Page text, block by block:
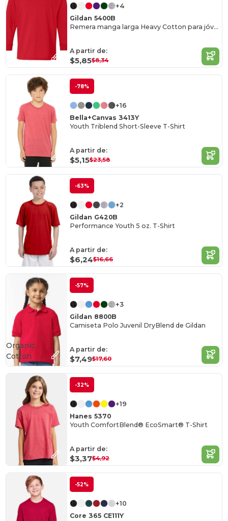
+4
Gildan 5400B
Remera manga larga Heavy Cotton para jóvenes
A partir de:
$5,85$8,34
-78%
+16
Bella+Canvas 3413Y
Youth Triblend Short-Sleeve T-Shirt
A partir de:
$5,15$23,58
-63%
+2
Gildan G420B
Performance Youth 5 oz. T-Shirt
A partir de:
$6,24$16,66
-57%
+3
Gildan 8800B
Camiseta Polo Juvenil DryBlend de Gildan
A partir de:
$7,49$17,60
Organic
Cotton
-32%
+19
Hanes 5370
Youth ComfortBlend® EcoSmart® T-Shirt
A partir de:
$3,37$4,92
-52%
+10
Core 365 CE111Y